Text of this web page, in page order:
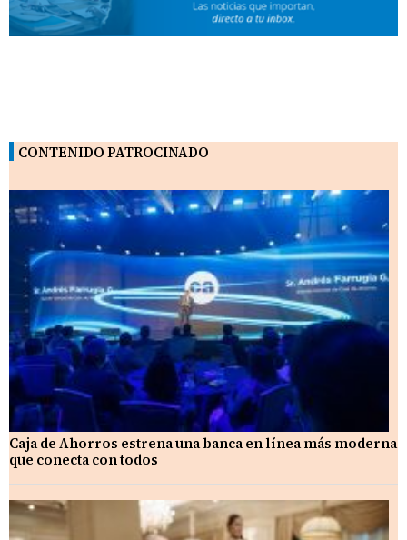
CONTENIDO PATROCINADO
Caja de Ahorros estrena una banca en línea más moderna
que conecta con todos